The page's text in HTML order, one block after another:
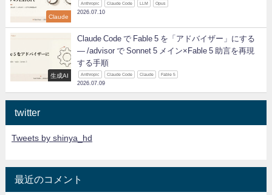
Claude
Anthropic Claude Code LLM Opus
2026.07.10
生成AI
Claude Code で Fable 5 を「アドバイザー」にする
— /advisor で Sonnet 5 メイン×Fable 5 助言を再現
する手順
Anthropic Claude Code Claude Fable 5
2026.07.09
twitter
Tweets by shinya_hd
最近のコメント